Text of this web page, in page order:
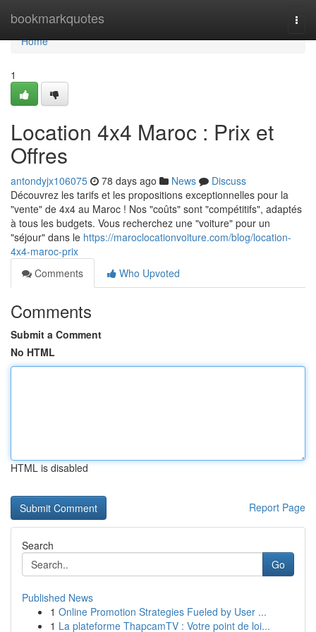
bookmarkquotes
Home
Home
1
Location 4x4 Maroc : Prix et
Offres
antondyjx106075 78 days ago News
Discuss
Découvrez les tarifs et les propositions exceptionnelles pour la
"vente" de 4x4 au Maroc ! Nos "coûts" sont "compétitifs", adaptés
à tous les budgets. Vous recherchez une "voiture" pour un
"séjour" dans le https://maroclocationvoiture.com/blog/location-
4x4-maroc-prix
Comments
Who Upvoted
Comments
Submit a Comment
No HTML
HTML is disabled
Report Page
Search
Go
Published News
1 Online Promotion Strategies Fueled by User ...
1 La plateforme ThapcamTV : Votre point de loi...